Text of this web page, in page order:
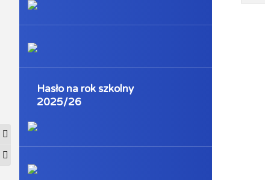
Przełącz wysoki kontrast
Zmień rozmiar czcionek
Hasło na rok szkolny
2025/26